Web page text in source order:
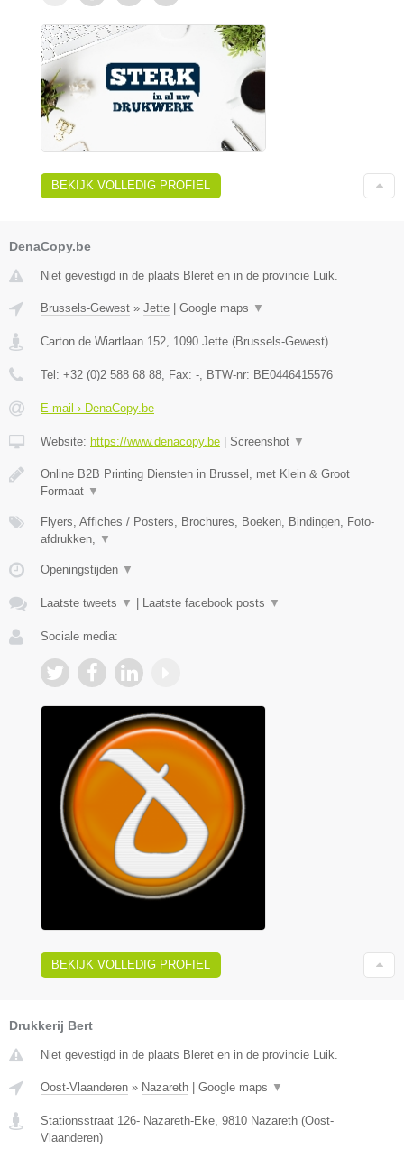
BEKIJK VOLLEDIG PROFIEL
DenaCopy.be
Niet gevestigd in de plaats Bleret en in de provincie Luik.
Brussels-Gewest » Jette | Google maps ▼
Carton de Wiartlaan 152 1090 Jette (Brussels-Gewest)
Tel: +32 (0)2 588 68 88 , Fax: - , BTW-nr: BE0446415576
E-mail › DenaCopy.be
Website: https://www.denacopy.be | Screenshot ▼
Online B2B Printing Diensten in Brussel, met Klein & Groot
Formaat ▼
Flyers, Affiches / Posters, Brochures, Boeken, Bindingen, Foto-
afdrukken,
▼
Openingstijden ▼
Laatste tweets ▼ | Laatste facebook posts ▼
Sociale media:
BEKIJK VOLLEDIG PROFIEL
Drukkerij Bert
Niet gevestigd in de plaats Bleret en in de provincie Luik.
Oost-Vlaanderen » Nazareth | Google maps ▼
Stationsstraat 126- Nazareth-Eke 9810 Nazareth (Oost-
Vlaanderen)